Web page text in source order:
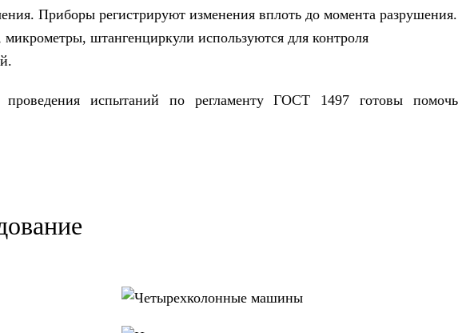
Приборы регистрируют изменения вплоть до момента разрушения.
штангенциркули используются для контроля
испытаний по регламенту ГОСТ 1497 готовы помочь